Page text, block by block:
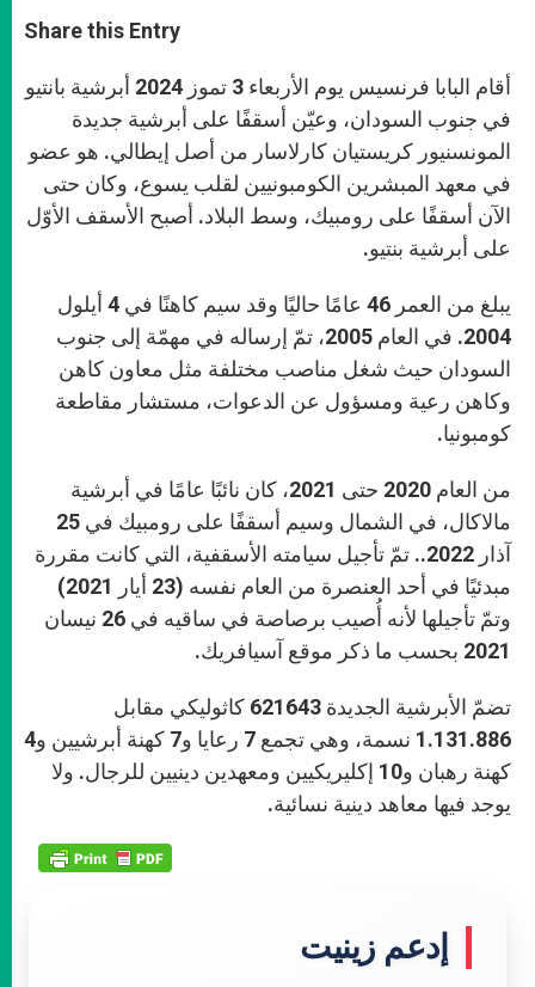
t
s
p
p
s
e
e
r
e
b
o
k
r
Share this Entry
أقام البابا فرنسيس يوم الأربعاء 3 تموز 2024 أبرشية بانتيو
في جنوب السودان، وعيّن أسقفًا على أبرشية جديدة
المونسنيور كريستيان كارلاسار من أصل إيطالي. هو عضو
في معهد المبشرين الكومبونيين لقلب يسوع، وكان حتى
الآن أسقفًا على رومبيك، وسط البلاد. أصبح الأسقف الأوّل
على أبرشية بنتيو.
يبلغ من العمر 46 عامًا حاليًا وقد سيم كاهنًا في 4 أيلول
2004. في العام 2005، تمّ إرساله في مهمّة إلى جنوب
السودان حيث شغل مناصب مختلفة مثل معاون كاهن
وكاهن رعية ومسؤول عن الدعوات، مستشار مقاطعة
كومبونيا.
من العام 2020 حتى 2021، كان نائبًا عامًا في أبرشية
مالاكال، في الشمال وسيم أسقفًا على رومبيك في 25
آذار 2022.. تمّ تأجيل سيامته الأسقفية، التي كانت مقررة
مبدئيًا في أحد العنصرة من العام نفسه (23 أيار 2021)
وتمّ تأجيلها لأنه أُصيب برصاصة في ساقيه في 26 نيسان
2021 بحسب ما ذكر موقع آسيافريك.
تضمّ الأبرشية الجديدة 621643 كاثوليكي مقابل
1.131.886 نسمة، وهي تجمع 7 رعايا و7 كهنة أبرشيين و4
كهنة رهبان و10 إكليريكيين ومعهدين دينيين للرجال. ولا
يوجد فيها معاهد دينية نسائية.
إدعم زينيت